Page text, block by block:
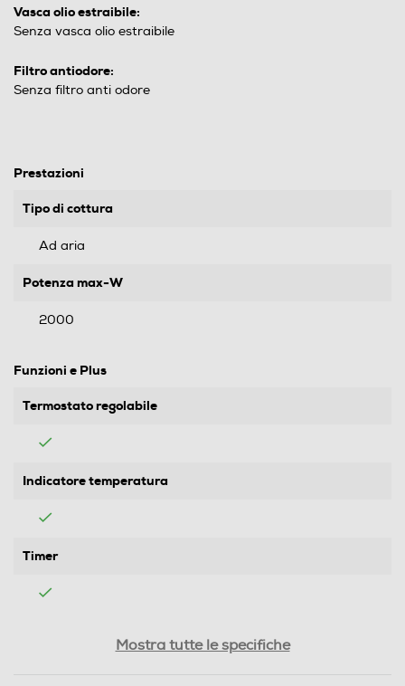
Vasca olio estraibile:
Senza vasca olio estraibile
Filtro antiodore:
Senza filtro anti odore
Prestazioni
Tipo di cottura
Ad aria
Potenza max-W
2000
Funzioni e Plus
Termostato regolabile
Indicatore temperatura
Timer
Mostra tutte le specifiche